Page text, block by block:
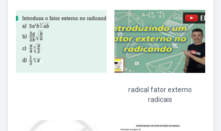
radical fator externo
radicais